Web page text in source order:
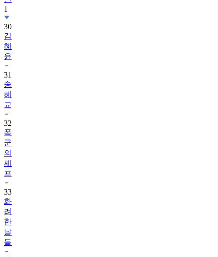
1
30
김
혜
윤
31
송
혜
교
32
폭
군
의
셰
프
33
화
려
한
날
들